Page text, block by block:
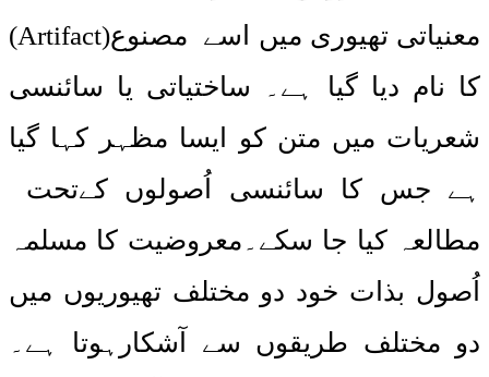
معنیاتی تھیوری میں اسے مصنوع(Artifact)
کا نام دیا گیا ہے۔ ساختیاتی یا سائنسی
شعریات میں متن کو ایسا مظہر کہا گیا
ہے جس کا سائنسی اُصولوں کےتحت
مطالعہ کیا جا سکے۔معروضیت کا مسلمہ
اُصول بذات خود دو مختلف تھیوریوں میں
دو مختلف طریقوں سے آشکارہوتا ہے۔